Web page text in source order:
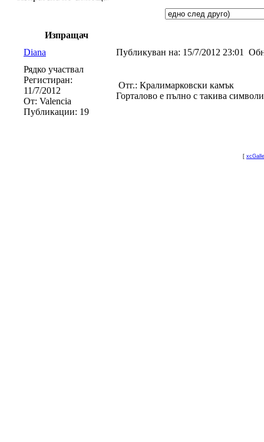
Изпращач
Diana
Публикуван на: 15/7/2012 23:01
Рядко участвал
Регистиран:
11/7/2012
От: Valencia
Публикации: 19
Отг.: Кралимарковски камък
Горталово е пълно с такива
[